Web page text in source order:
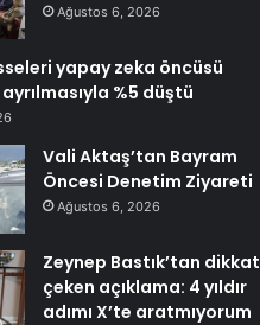
Ağustos 6, 2026
yapay zeka öncüsü
%5 düştü
Vali Aktaş’tan Bayram
Öncesi Denetim Ziyareti
Ağustos 6, 2026
Zeynep Bastık’tan dikkat
çeken açıklama: 4 yıldır
adımı X’te aratmıyorum